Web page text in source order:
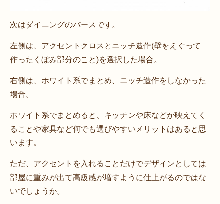
次はダイニングのパースです。
左側は、アクセントクロスとニッチ造作(壁をえぐって
作ったくぼみ部分のこと)を選択した場合。
右側は、ホワイト系でまとめ、ニッチ造作をしなかった
場合。
ホワイト系でまとめると、キッチンや床などが映えてく
ることや家具など何でも選びやすいメリットはあると思
います。
ただ、アクセントを入れることだけでデザインとしては
部屋に重みが出て高級感が増すように仕上がるのではな
いでしょうか。